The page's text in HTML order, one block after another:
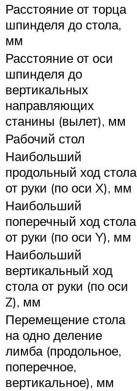
Расстояние от торца
шпинделя до стола,
мм
Расстояние от оси
шпинделя до
вертикальных
направляющих
станины (вылет), мм
Рабочий стол
Наибольший
продольный ход стола
от руки (по оси X), мм
Наибольший
поперечный ход стола
от руки (по оси Y), мм
Наибольший
вертикальный ход
стола от руки (по оси
Z), мм
Перемещение стола
на одно деление
лимба (продольное,
поперечное,
вертикальное), мм